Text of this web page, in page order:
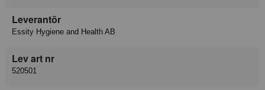
Leverantör
Essity Hygiene and Health AB
Lev art nr
520501